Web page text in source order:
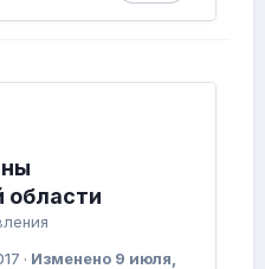
области
· Изменено 9 июля,